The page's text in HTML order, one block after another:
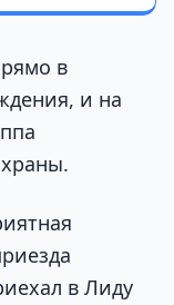
в
и на
в Лиду